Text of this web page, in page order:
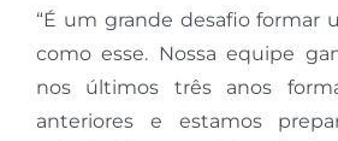
“É um grande desafio formar
como esse. Nossa equipe
nos últimos três anos
anteriores e estamos